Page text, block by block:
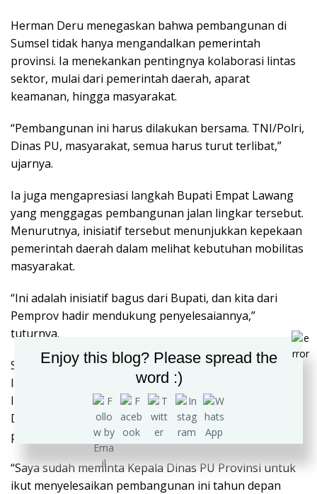
Herman Deru menegaskan bahwa pembangunan di
Sumsel tidak hanya mengandalkan pemerintah
provinsi. Ia menekankan pentingnya kolaborasi lintas
sektor, mulai dari pemerintah daerah, aparat
keamanan, hingga masyarakat.
“Pembangunan ini harus dilakukan bersama. TNI/Polri,
Dinas PU, masyarakat, semua harus turut terlibat,”
ujarnya.
Ia juga mengapresiasi langkah Bupati Empat Lawang
yang menggagas pembangunan jalan lingkar tersebut.
Menurutnya, inisiatif tersebut menunjukkan kepekaan
pemerintah daerah dalam melihat kebutuhan mobilitas
masyarakat.
“Ini adalah inisiatif bagus dari Bupati, dan kita dari
Pemprov hadir mendukung penyelesaiannya,”
tuturnya.
Sebagian dari alokasi BKBK tersebut akan digunakan
langsung untuk menyelesaikan pembangunan jalan
lingkar tersebut. Gubernur bahkan menginstruksikan
Dinas PU Provinsi Sumsel untuk turut membantu
percepatan penyelesaian pada tahun depan.
“Saya sudah meminta Kepala Dinas PU Provinsi untuk
ikut menyelesaikan pembangunan ini tahun depan
Enjoy this blog? Please spread the
word :)